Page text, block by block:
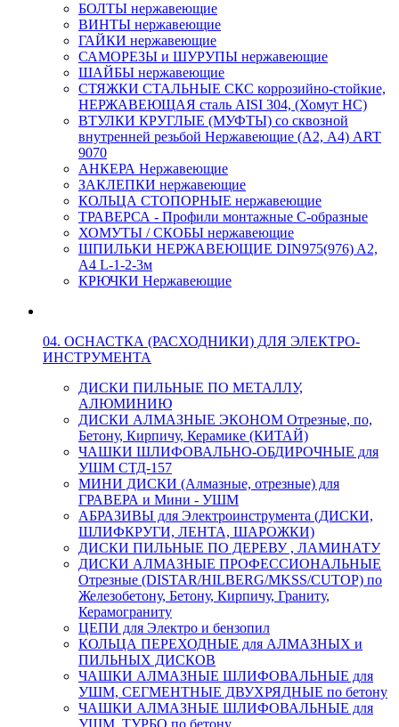
БОЛТЫ нержавеющие
ВИНТЫ нержавеющие
ГАЙКИ нержавеющие
САМОРЕЗЫ и ШУРУПЫ нержавеющие
ШАЙБЫ нержавеющие
СТЯЖКИ СТАЛЬНЫЕ СКС коррозийно-стойкие,
НЕРЖАВЕЮЩАЯ сталь AISI 304, (Хомут НС)
ВТУЛКИ КРУГЛЫЕ (МУФТЫ) со сквозной
внутренней резьбой Нержавеющие (А2, А4) ART
9070
АНКЕРА Нержавеющие
ЗАКЛЕПКИ нержавеющие
КОЛЬЦА СТОПОРНЫЕ нержавеющие
ТРАВЕРСА - Профили монтажные С-образные
ХОМУТЫ / СКОБЫ нержавеющие
ШПИЛЬКИ НЕРЖАВЕЮЩИЕ DIN975(976) A2,
А4 L-1-2-3м
КРЮЧКИ Нержавеющие
04. ОСНАСТКА (РАСХОДНИКИ) ДЛЯ ЭЛЕКТРО-
ИНСТРУМЕНТА
ДИСКИ ПИЛЬНЫЕ ПО МЕТАЛЛУ,
АЛЮМИНИЮ
ДИСКИ АЛМАЗНЫЕ ЭКОНОМ Отрезные, по,
Бетону, Кирпичу, Керамике (КИТАЙ)
ЧАШКИ ШЛИФОВАЛЬНО-ОБДИРОЧНЫЕ для
УШМ СТД-157
МИНИ ДИСКИ (Алмазные, отрезные) для
ГРАВЕРА и Мини - УШМ
АБРАЗИВЫ для Электроинструмента (ДИСКИ,
ШЛИФКРУГИ, ЛЕНТА, ШАРОЖКИ)
ДИСКИ ПИЛЬНЫЕ ПО ДЕРЕВУ , ЛАМИНАТУ
ДИСКИ АЛМАЗНЫЕ ПРОФЕССИОНАЛЬНЫЕ
Отрезные (DISTAR/HILBERG/MKSS/CUTOP) по
Железобетону, Бетону, Кирпичу, Граниту,
Керамограниту
ЦЕПИ для Электро и бензопил
КОЛЬЦА ПЕРЕХОДНЫЕ для АЛМАЗНЫХ и
ПИЛЬНЫХ ДИСКОВ
ЧАШКИ АЛМАЗНЫЕ ШЛИФОВАЛЬНЫЕ для
УШМ, СЕГМЕНТНЫЕ ДВУХРЯДНЫЕ по бетону
ЧАШКИ АЛМАЗНЫЕ ШЛИФОВАЛЬНЫЕ для
УШМ, ТУРБО по бетону